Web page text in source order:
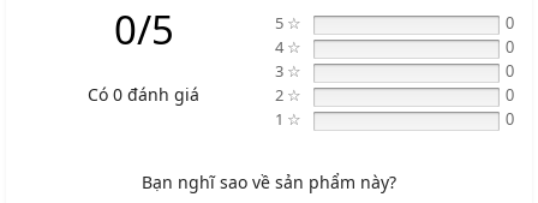
0/5
Có 0 đánh giá
5 ☆ 0
4 ☆ 0
3 ☆ 0
2 ☆ 0
1 ☆ 0
Bạn nghĩ sao về sản phẩm này?